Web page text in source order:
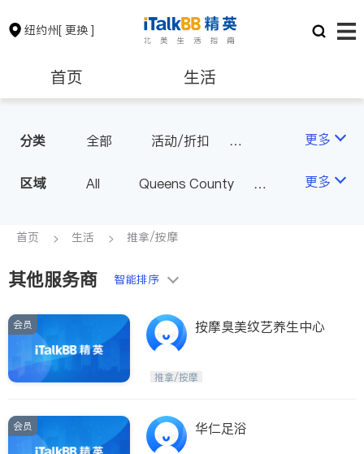
纽约州[ 更换 ]
首页 生活
保险理财 房地产租售
银行贷款 会计师
建筑装修
非盈利组织
分类 全部
活动/折扣
美容/美体/SPA
餐饮
更多
区域 All
Queens County
Long Island
Buffalo & Syracuse
Westchester County & Orange
County
更多
首页 生活 推拿/按摩
其他服务商 智能排序
会员 按摩臭美纹艺养生中心
推拿/按摩
会员 华仁足浴